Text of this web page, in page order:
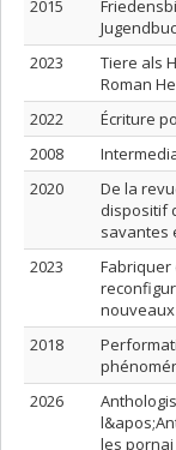
2015
2023
Tiere als
Roman
2022
Écriture
2008
2020
De la
dispositif
savantes
2023
2018
2026
les pornai